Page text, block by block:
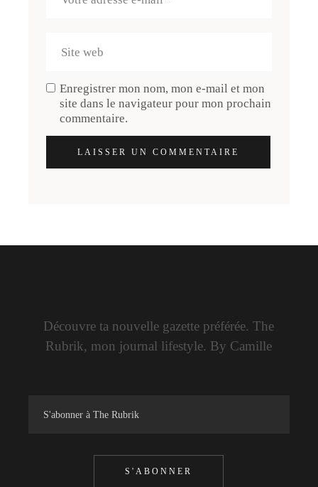
Enregistrer mon nom, mon e-mail et mon
site dans le navigateur pour mon prochain
commentaire.
LAISSER UN COMMENTAIRE
Découvre ta nouvelle gazette préférée. The
Rubrik, mon journal lifestyle. By Camille
S'ABONNER